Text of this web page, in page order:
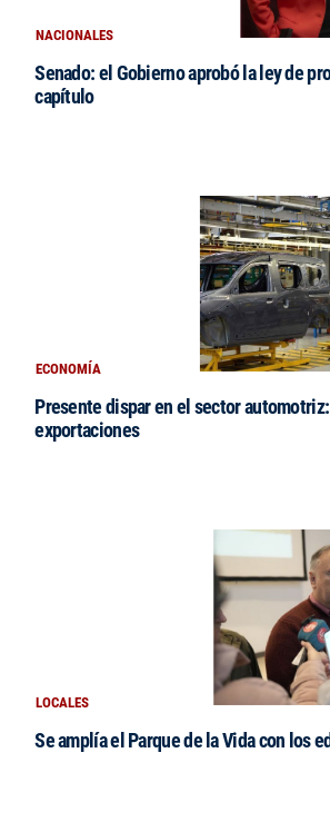
NACIONALES
Senado: el Gobierno aprobó la ley de
capítulo
ECONOMÍA
Presente dispar en el sector
exportaciones
LOCALES
Se amplía el Parque de la Vida con los